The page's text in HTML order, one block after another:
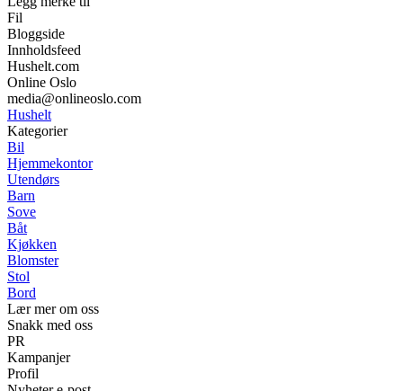
Fil
Bloggside
Innholdsfeed
Hushelt.com
Online Oslo
media@onlineoslo.com
Hushelt
Kategorier
Bil
Hjemmekontor
Utendørs
Barn
Sove
Båt
Kjøkken
Blomster
Stol
Bord
Lær mer om oss
Snakk med oss
PR
Kampanjer
Profil